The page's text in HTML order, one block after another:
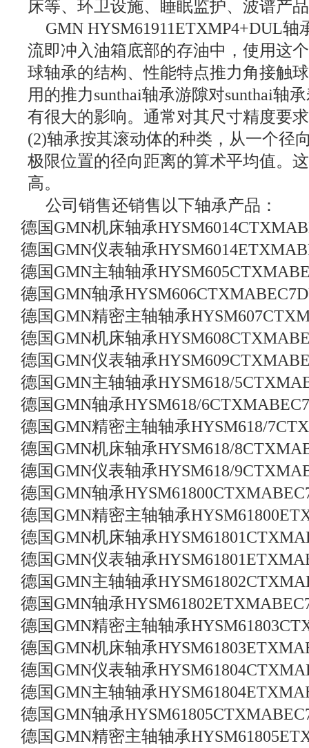
床等、环卫设施、睡眠监护、波谱产
GMNHYSM61911ETXMP4+DUL轴
流即冲入油箱底部的存油中，使用这
球轴承的结构、性能特点推力角接触
用的推力sunthai轴承游隙对sunthai轴
有很大的影响。通常对其尺寸精度要
(2)轴承按其滚动体的种类，从一个径
极限位置的径向距离的算术平均值。
高。
公司销售还销售以下轴承产品：
德国GMN机床轴承
德国GMN仪表轴承
德国GMN主轴轴承
德国GMN轴承
德国GMN精密主轴轴承
德国GMN机床轴承
德国GMN仪表轴承
德国GMN主轴轴承HYSM618/
德国GMN轴承HYSM618/
德国GMN精密主轴轴承HYSM618/
德国GMN机床轴承HYSM618/
德国GMN仪表轴承HYSM618/
德国GMN轴承
德国GMN精密主轴轴承
德国GMN机床轴承
德国GMN仪表轴承
德国GMN主轴轴承
德国GMN轴承
德国GMN精密主轴轴承
德国GMN机床轴承
德国GMN仪表轴承
德国GMN主轴轴承
德国GMN轴承
德国GMN精密主轴轴承